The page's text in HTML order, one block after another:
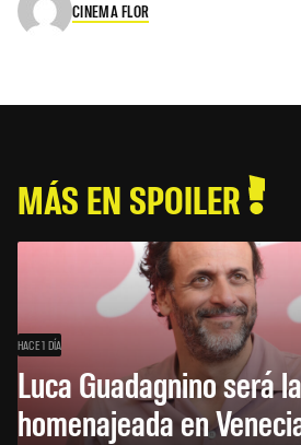
CINEMA FLOR
MÁS EN SPOILER
HACE 1 DÍA
Luca Guadagnino será
homenajeada en